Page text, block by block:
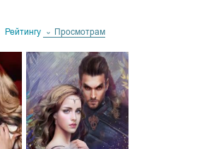
Рейтингу Просмотрам